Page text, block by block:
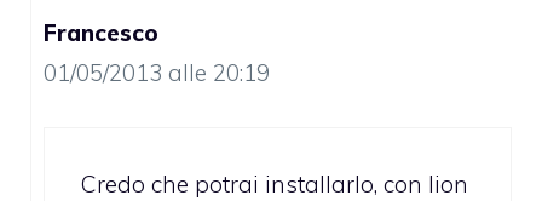
Francesco
01/05/2013 alle 20:19
Credo che potrai installarlo, con lion